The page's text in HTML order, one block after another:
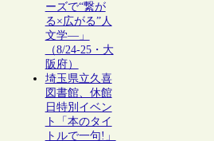
ーズで“繋が
る×広がる”人
文学―」
（8/24-25・大
阪府）
埼玉県立久喜
図書館、休館
日特別イベン
ト「本のタイ
トルで一句!」